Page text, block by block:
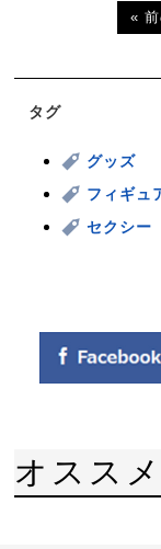
«
タグ
グッズ
フィギュ
セクシー
オススメ